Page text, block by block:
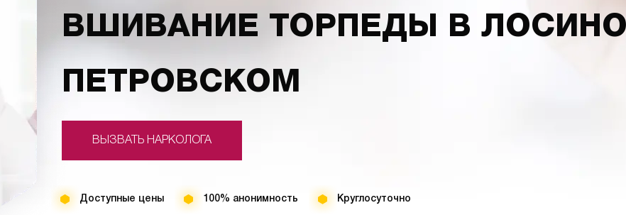
ВШИВАНИЕ ТОРПЕДЫ В
ПЕТРОВСКОМ
ВЫЗВАТЬ НАРКОЛОГА
Доступные цены 100% анонимность Круглосуточно